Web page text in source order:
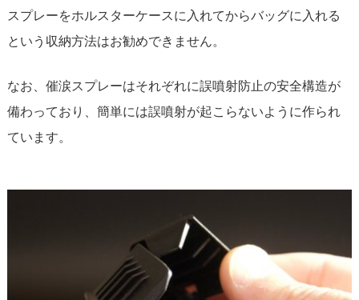
スプレーをホルスターケースに入れてからバッグに入れる
という収納方法はお勧めできません。
なお、催涙スプレーはそれぞれに誤噴射防止の安全構造が
備わっており、簡単には誤噴射が起こらないように作られ
ています。